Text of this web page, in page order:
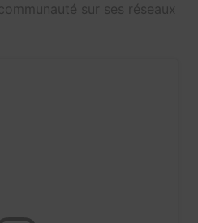
sur ses réseaux